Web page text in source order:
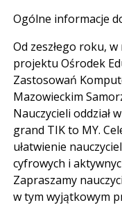
Ogólne informacje
Od zeszłego roku,
projektu Ośrodek
Zastosowań
Mazowieckim
Nauczycieli oddział
grand TIK to MY.
ułatwienie
cyfrowych i
Zapraszamy
w tym wyjątkowym